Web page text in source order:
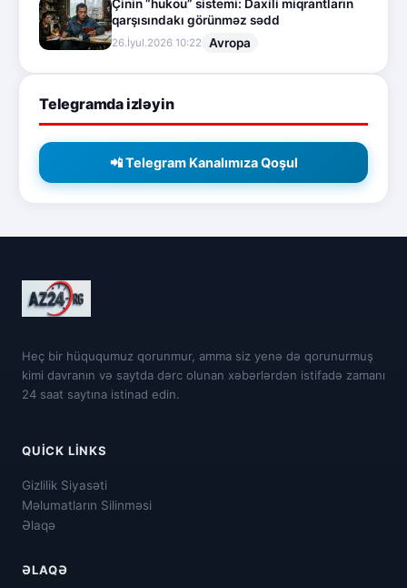
Çinin “hukou” sistemi: Daxili miqrantların
qarşısındakı görünməz sədd
26.İyul.2026 10:22 Avropa
Telegramda izləyin
📲 Telegram Kanalımıza Qoşul
Heç bir hüququmuz qorunmur, amma siz yenə də qorunurmuş
kimi davranın və saytda dərc olunan xəbərlərdən istifadə zamanı
24 saat saytına istinad edin.
QUICK LINKS
Gizlilik Siyasəti
Məlumatların Silinməsi
Əlaqə
ƏLAQƏ